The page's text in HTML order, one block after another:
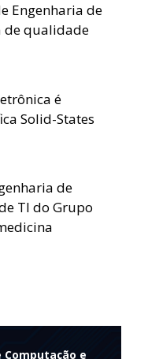
Engenharia de
de qualidade
é
Solid-States
de
TI do Grupo
Computação e